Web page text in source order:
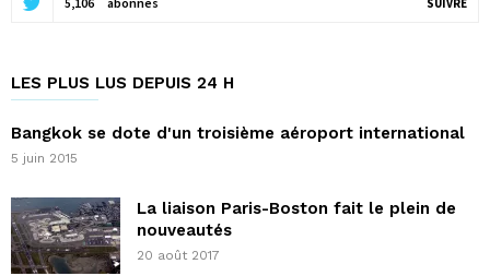
SUIVRE
LES PLUS LUS DEPUIS 24 H
Bangkok se dote d'un troisième aéroport international
5 juin 2015
La liaison Paris-Boston fait le plein de
nouveautés
20 août 2017